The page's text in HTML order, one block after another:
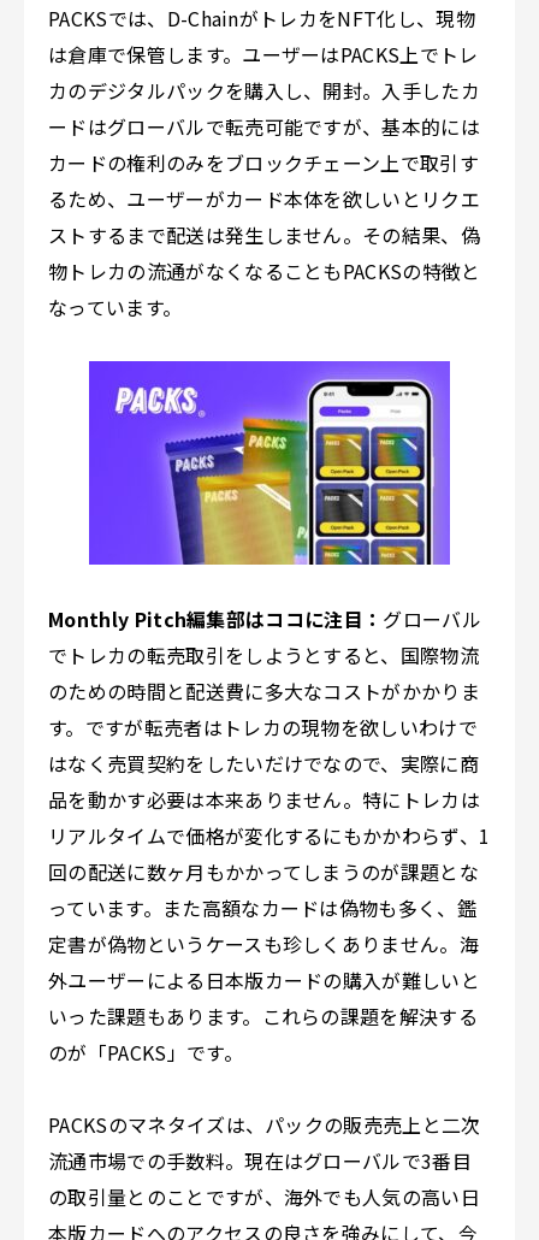
PACKSでは、D-ChainがトレカをNFT化し、現物
は倉庫で保管します。ユーザーはPACKS上でトレ
カのデジタルパックを購入し、開封。入手したカ
ードはグローバルで転売可能ですが、基本的には
カードの権利のみをブロックチェーン上で取引す
るため、ユーザーがカード本体を欲しいとリクエ
ストするまで配送は発生しません。その結果、偽
物トレカの流通がなくなることもPACKSの特徴と
なっています。
Monthly Pitch編集部はココに注目： グローバル
でトレカの転売取引をしようとすると、国際物流
のための時間と配送費に多大なコストがかかりま
す。ですが転売者はトレカの現物を欲しいわけで
はなく売買契約をしたいだけでなので、実際に商
品を動かす必要は本来ありません。特にトレカは
リアルタイムで価格が変化するにもかかわらず、1
回の配送に数ヶ月もかかってしまうのが課題とな
っています。また高額なカードは偽物も多く、鑑
定書が偽物というケースも珍しくありません。海
外ユーザーによる日本版カードの購入が難しいと
いった課題もあります。これらの課題を解決する
のが「PACKS」です。
PACKSのマネタイズは、パックの販売売上と二次
流通市場での手数料。現在はグローバルで3番目
の取引量とのことですが、海外でも人気の高い日
本版カードへのアクセスの良さを強みにして、今